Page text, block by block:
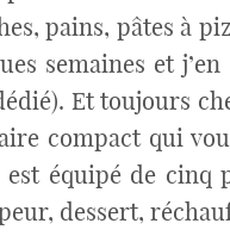
pains, pâtes à
semaines et
Et toujours
compact qui
équipé de cinq
dessert,